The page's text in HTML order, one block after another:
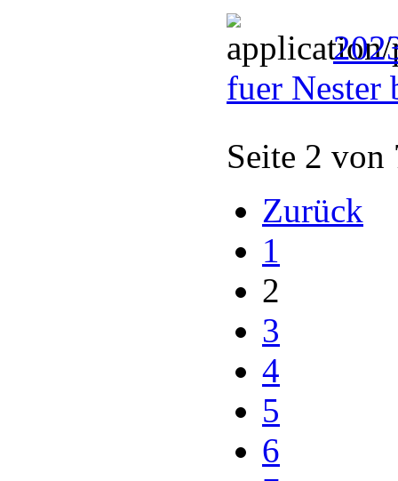
fuer
Seite 2 von
Zurück
1
2
3
4
5
6